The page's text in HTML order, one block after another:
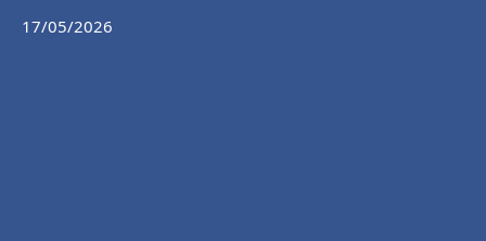
17/05/2026